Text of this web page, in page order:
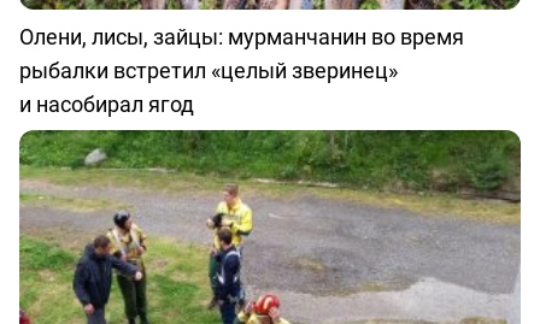
Олени, лисы, зайцы: мурманчанин во время
рыбалки встретил «целый зверинец»
и насобирал ягод